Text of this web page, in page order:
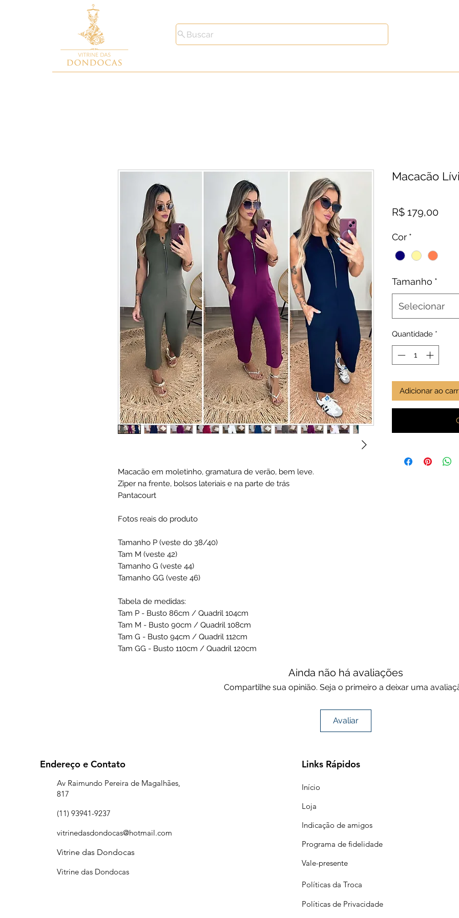
Buscar
Macacão em moletinho, gramatura de verão, bem leve.
Ziper na frente, bolsos lateriais e na parte de trás
Pantacourt
Fotos reais do produto
Tamanho P (veste do 38/40)
Tam M (veste 42)
Tamanho G (veste 44)
Tamanho GG (veste 46)
Tabela de medidas:
Tam P - Busto 86cm / Quadril 104cm
Tam M - Busto 90cm / Quadril 108cm
Tam G - Busto 94cm / Quadril 112cm
Tam GG - Busto 110cm / Quadril 120cm
Macacão
R$ 179,00
Cor *
Tamanho *
Selecionar
Quantidade *
Adicionar ao
Ainda não há avaliações
Compartilhe sua opinião. Seja o primeiro a deixar uma
Avaliar
Endereço e Contato
Av Raimundo Pereira de Magalhães,
817
(11) 93941-9237
vitrinedasdondocas@hotmail.com
Vitrine das Dondocas
Vitrine das Dondocas
Links Rápidos
Início
Loja
Indicação de amigos
Programa de fidelidade
Vale-presente
Políticas da Troca
Políticas de Privacidade